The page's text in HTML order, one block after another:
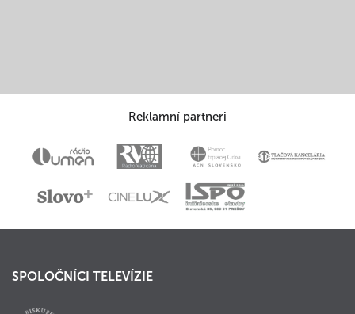
Reklamní partneri
SPOLOČNÍCI TELEVÍZIE